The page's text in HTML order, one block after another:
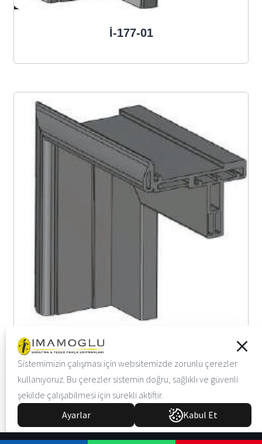
Sistemimizin çalışması için websitemizde zorunlu çerezler
kullanıyoruz. Bu çerezler sistemin doğru, sağlıklı ve güvenli
şekilde çalışabilmesi için sürekli aktiftir.
Ayarlar
Kabul Et
İ-177-01
İ-177-01-2